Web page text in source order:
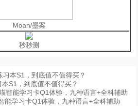
Moan/墨案
秒秒测
S1，到底值不值得买？
能学习卡Q1体验，九种语言+全科辅助